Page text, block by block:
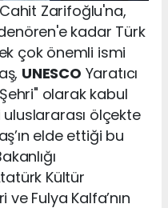
Cahit Zarifoğlu'na,
kadar Türk
çok önemli ismi
UNESCO Yaratıcı
olarak kabul
ölçekte
elde ettiği bu
Kültür
Fulya Kalfa’nın